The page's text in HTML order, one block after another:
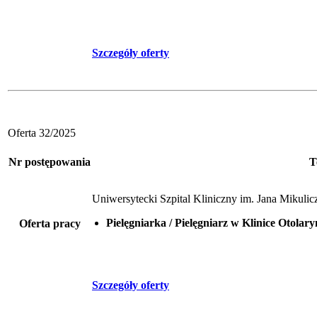
Szczegóły oferty
Oferta 32/2025
Nr postępowania
Oferta pracy
Uniwersytecki Szpital Kliniczny im. Jana
Pielęgniarka / Pielęgniarz w Klinice
Szczegóły oferty